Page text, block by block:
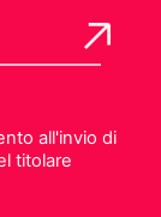
all'invio di
titolare